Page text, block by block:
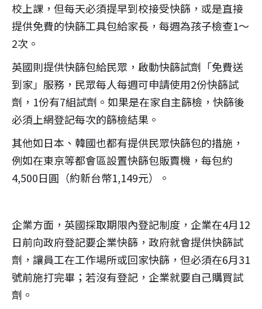
校上課，但每天必須提早到校接受快篩，或是直接
提供免費的快篩工具包給家長，每週為孩子檢查1～
2次。
英國則提供快篩包給民眾，啟動快篩試劑「免費送
到家」服務，民眾每人每週可申請使用2份快篩試
劑，1份有7組試劑。如果是在家自主篩檢，快篩後
必須上網登記每次的篩檢結果。
其他如日本、韓國也都有提供民眾快篩包的措施，
例如在東京等都會區設置快篩包販賣機，每包約
4,500日圓（約新台幣1,149元）。
企業方面，英國採取期限內登記制度，企業在4月12
日前向政府登記要企業快篩，政府就會提供快篩試
劑，讓員工在工作場所或回家快篩，但必須在6月31
號前施打完畢；若沒有登記，企業就要自己購買試
劑。